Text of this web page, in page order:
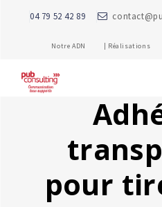
04 79 52 42 89
Notre ADN | Réalisations
pour